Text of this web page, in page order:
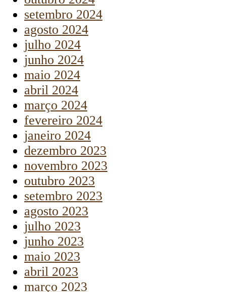
setembro 2024
agosto 2024
julho 2024
junho 2024
maio 2024
abril 2024
março 2024
fevereiro 2024
janeiro 2024
dezembro 2023
novembro 2023
outubro 2023
setembro 2023
agosto 2023
julho 2023
junho 2023
maio 2023
abril 2023
março 2023